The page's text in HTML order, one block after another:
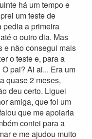
há um tempo e
um teste de
pedia a primeira
o outro dia. Mas
e não consegui mais
o teste e, para a
pai? Ai ai... Era um
quase 2 meses,
deu certo. Liguei
amiga, que foi um
que me apoiaria
contei para a
e me ajudou muito